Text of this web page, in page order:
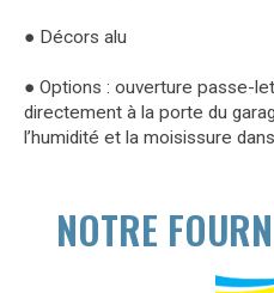
● Décors alu
● Options : ouverture passe-
directement à la porte du
l’humidité et la moisissure
NOTRE